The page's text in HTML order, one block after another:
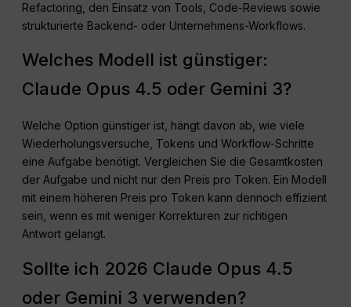
Refactoring, den Einsatz von Tools, Code-Reviews sowie
strukturierte Backend- oder Unternehmens-Workflows.
Welches Modell ist günstiger:
Claude Opus 4.5 oder Gemini 3?
Welche Option günstiger ist, hängt davon ab, wie viele
Wiederholungsversuche, Tokens und Workflow-Schritte
eine Aufgabe benötigt. Vergleichen Sie die Gesamtkosten
der Aufgabe und nicht nur den Preis pro Token. Ein Modell
mit einem höheren Preis pro Token kann dennoch effizient
sein, wenn es mit weniger Korrekturen zur richtigen
Antwort gelangt.
Sollte ich 2026 Claude Opus 4.5
oder Gemini 3 verwenden?